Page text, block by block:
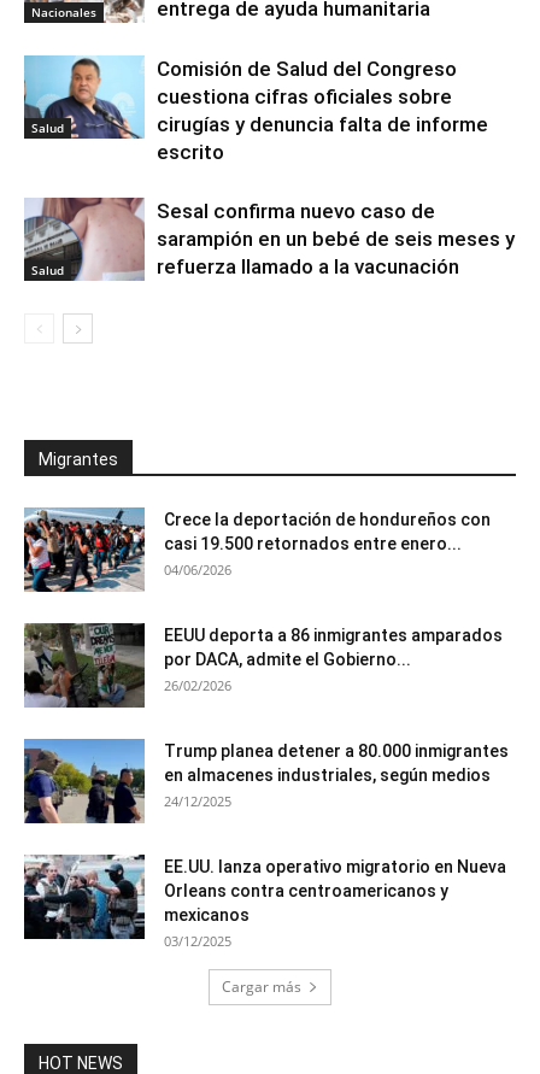
Nacionales entrega de ayuda humanitaria
Salud
Comisión de Salud del Congreso
cuestiona cifras oficiales sobre
cirugías y denuncia falta de informe
escrito
Salud
Sesal confirma nuevo caso de
sarampión en un bebé de seis meses y
refuerza llamado a la vacunación
Migrantes
Crece la deportación de hondureños con
casi 19.500 retornados entre enero...
04/06/2026
EEUU deporta a 86 inmigrantes amparados
por DACA, admite el Gobierno...
26/02/2026
Trump planea detener a 80.000 inmigrantes
en almacenes industriales, según medios
24/12/2025
EE.UU. lanza operativo migratorio en Nueva
Orleans contra centroamericanos y
mexicanos
03/12/2025
Cargar más
HOT NEWS